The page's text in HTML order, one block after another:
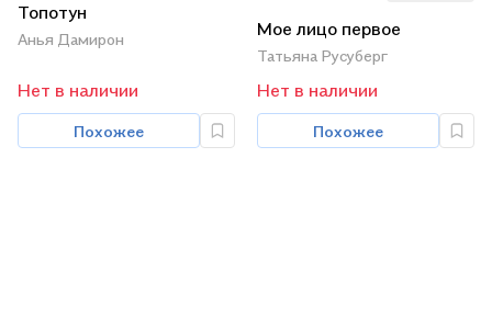
Топотун
Анья Дамирон
Нет в наличии
Похожее
Мое лицо первое
Татьяна Русуберг
Нет в наличии
Похожее